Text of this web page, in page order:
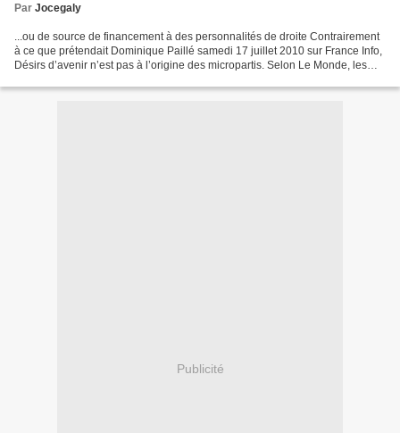
Par Jocegaly
...ou de source de financement à des personnalités de droite Contrairement
à ce que prétendait Dominique Paillé samedi 17 juillet 2010 sur France Info,
Désirs d’avenir n’est pas à l’origine des micropartis. Selon Le Monde, les
Publicité